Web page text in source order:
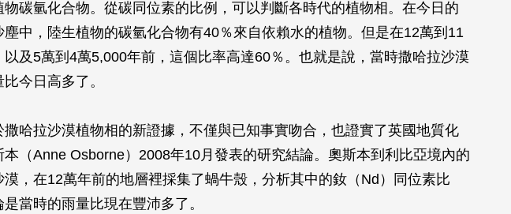
物碳氫化合物。從碳同位素的比例，可以判斷各時代的植物相。在今日的
塵中，陸生植物的碳氫化合物有40％來自依賴水的植物。但是在12萬到11
以及5萬到4萬5,000年前，這個比率高達60％。也就是說，當時撒哈拉沙漠
今日高多了。
撒哈拉沙漠植物相的新證據，不僅與已知事實吻合，也證實了英國地質化
本（Anne Osborne）2008年10月發表的研究結論。奧斯本到利比亞境內的
漠，在12萬年前的地層裡採集了蝸牛殼，分析其中的釹（Nd）同位素比
當時的雨量比現在豐沛多了。